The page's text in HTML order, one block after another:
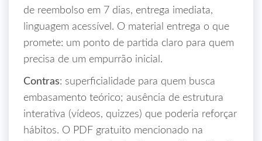
de reembolso em 7 dias, entrega imediata,
linguagem acessível. O material entrega o que
promete: um ponto de partida claro para quem
precisa de um empurrão inicial.
Contras: superficialidade para quem busca
embasamento teórico; ausência de estrutura
interativa (vídeos, quizzes) que poderia reforçar
hábitos. O PDF gratuito mencionado na